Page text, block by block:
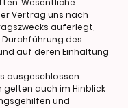
Wesentliche
Vertrag uns nach
auferlegt,
des
auf deren Einhaltung
ausgeschlossen.
auch im Hinblick
und